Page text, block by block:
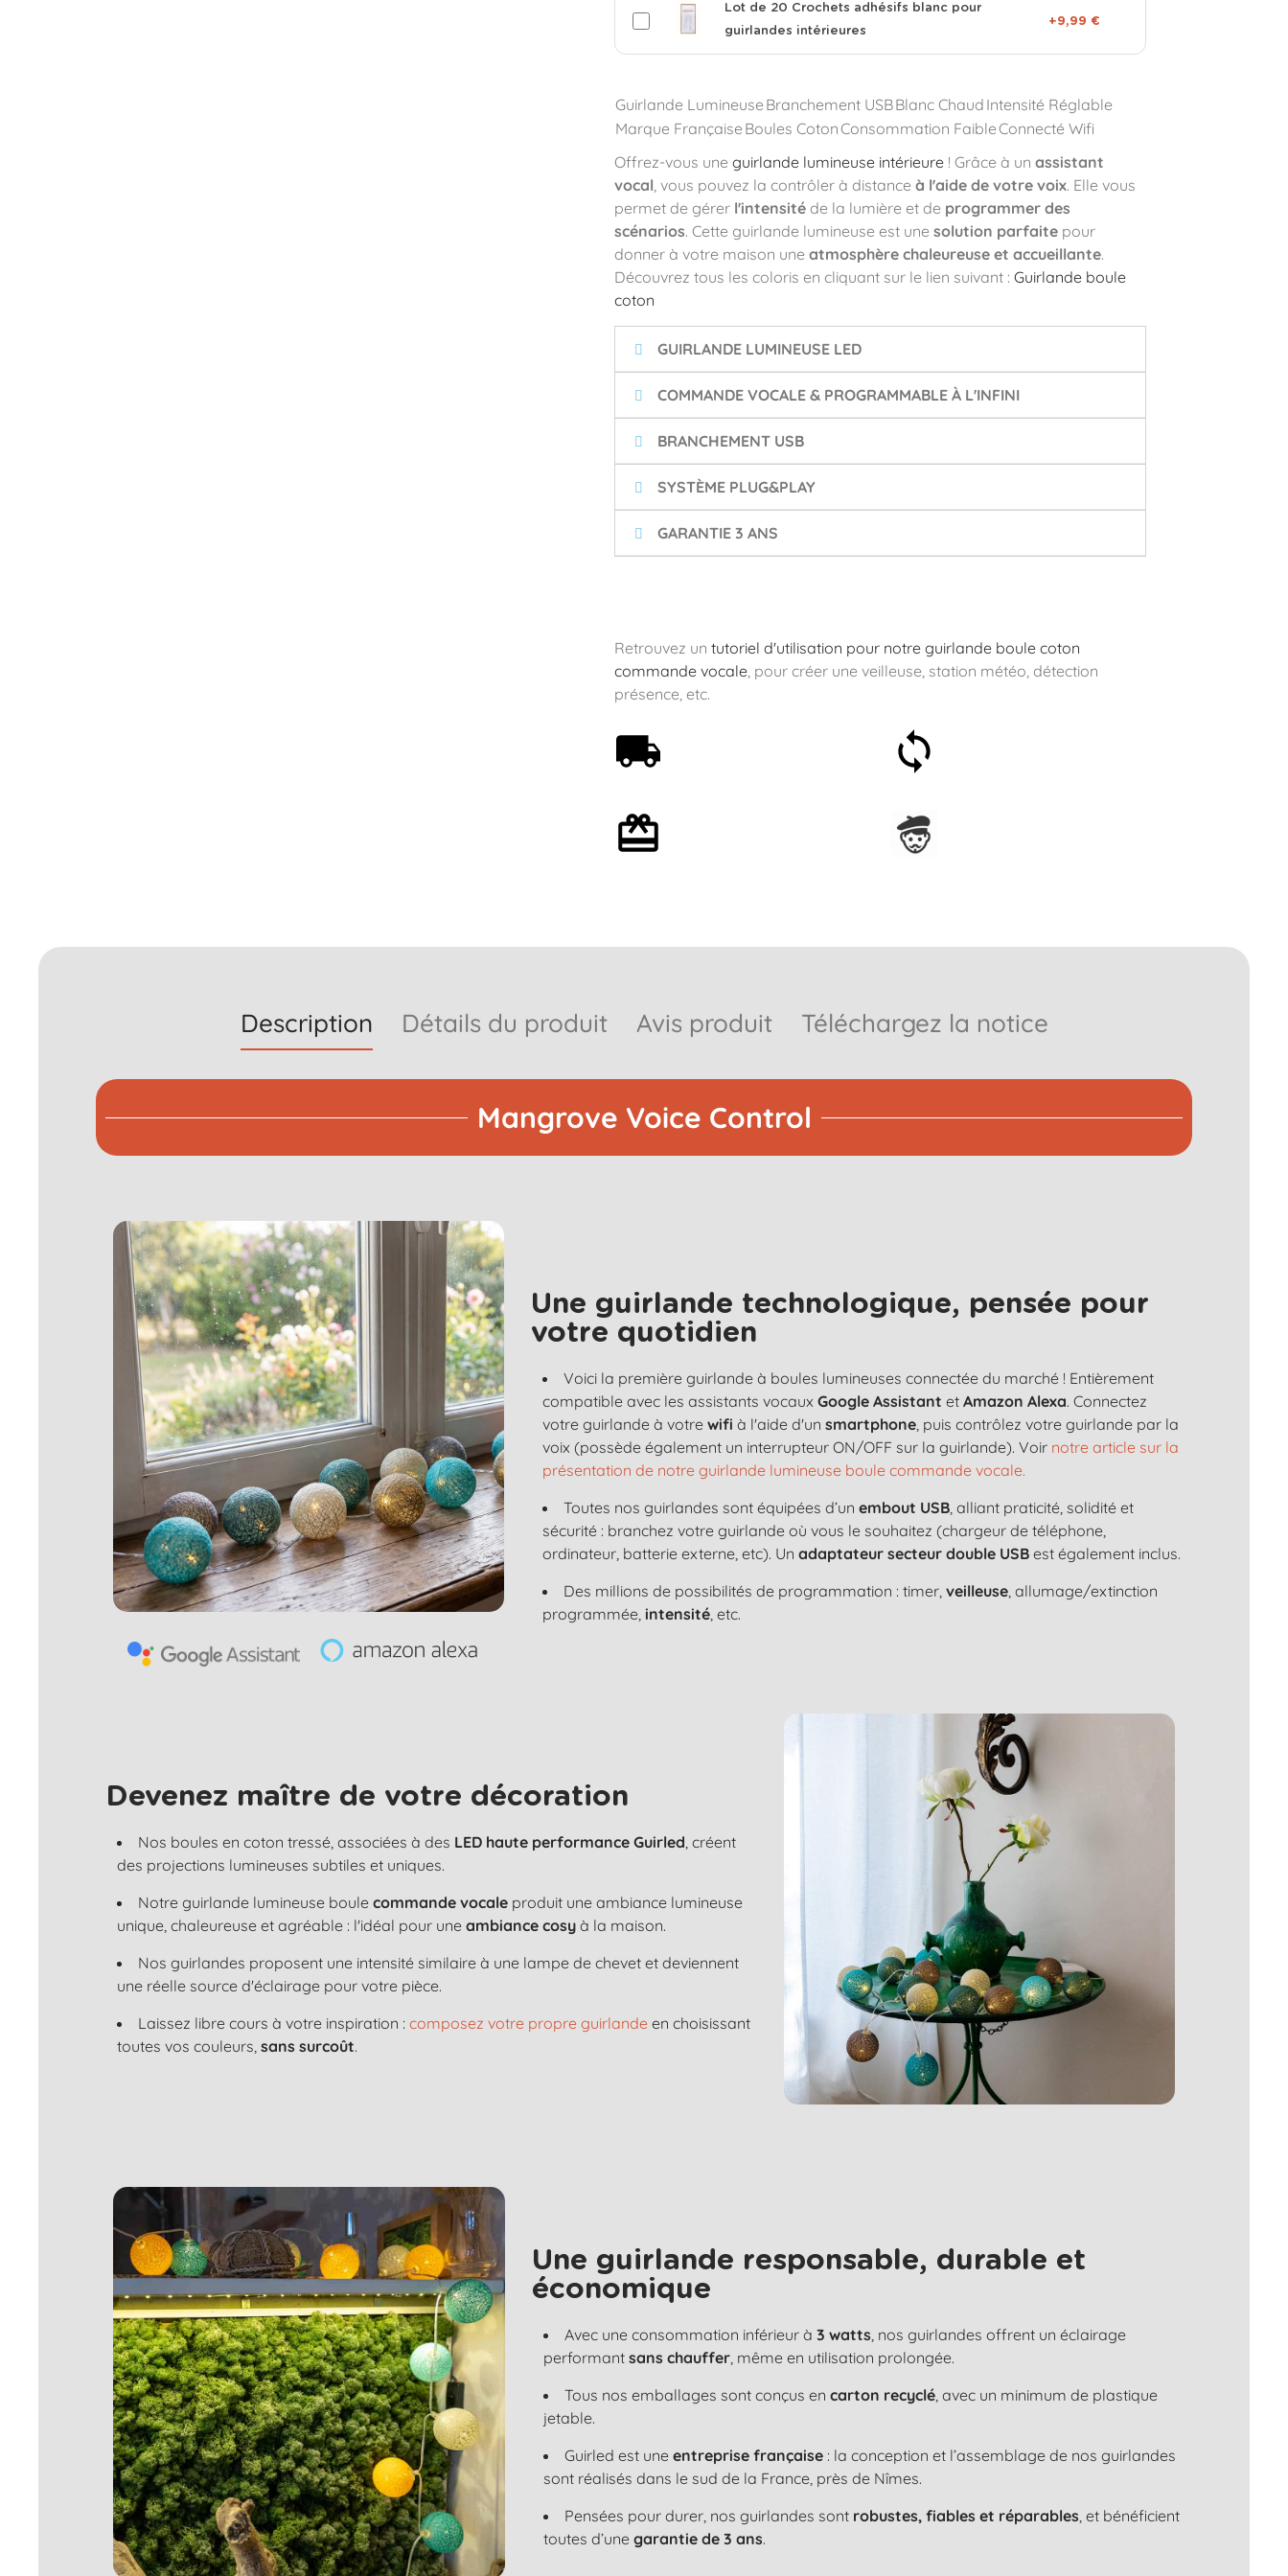
Lot de 20 Crochets adhésifs blanc pour
guirlandes intérieures
+9,99 €
Guirlande Lumineuse Branchement USBBlanc Chaud Intensité Réglable
Marque Française Boules CotonConsommation FaibleConnecté Wifi
Offrez-vous une guirlande lumineuse intérieure ! Grâce à un assistant
vocal, vous pouvez la contrôler à distance à l'aide de votre voix. Elle vous
permet de gérer l'intensitéde la lumière et de programmer des
scénarios. Cette guirlande lumineuse est une solution parfaitepour
donner à votre maison une atmosphère chaleureuse et accueillante.
Découvrez tous les coloris en cliquant sur le lien suivant : Guirlande boule
coton
GUIRLANDE LUMINEUSE LED
COMMANDE VOCALE & PROGRAMMABLE À L'INFINI
BRANCHEMENT USB
SYSTÈME PLUG&PLAY
GARANTIE 3 ANS
Retrouvez un tutoriel d'utilisation pour notre guirlande boule coton
commande vocale, pour créer une veilleuse, station météo, détection
présence, etc.
Description Détails du produit Avis produit Téléchargez la notice
Mangrove Voice Control
Une guirlande technologique, pensée pour
votre quotidien
Voici la première guirlande à boules lumineuses connectée du marché ! Entièrement
compatible avec les assistants vocaux Google Assistant etAmazon Alexa. Connectez
votre guirlande à votrewifià l'aide d'unsmartphone, puis contrôlez votre guirlande par la
voix (possède également un interrupteur ON/OFF sur la guirlande). Voir notre article sur la
présentation de notre guirlande lumineuse boule commande vocale.
Toutes nos guirlandes sont équipées d’unembout USB, alliant praticité, solidité et
sécurité : branchez votre guirlande où vous le souhaitez (chargeur de téléphone,
ordinateur, batterie externe, etc). Unadaptateur secteur double USB est également inclus.
Des millions de possibilités de programmation : timer,veilleuse, allumage/extinction
programmée, intensité, etc.
Devenez maître de votre décoration
Nos boules en coton tressé, associées à des LED haute performance Guirled, créent
des projections lumineuses subtiles et uniques.
Notre guirlande lumineuse boule commande vocale produit une ambiance lumineuse
unique, chaleureuse et agréable : l'idéal pour une ambiance cosy à la maison.
Nos guirlandes proposent une intensité similaire à une lampe de chevet et deviennent
une réelle source d'éclairage pour votre pièce.
Laissez libre cours à votre inspiration : composez votre propre guirlande en choisissant
toutes vos couleurs, sans surcoût.
Une guirlande responsable, durable et
économique
Avec une consommation inférieur à 3 watts, nos guirlandes offrent un éclairage
performant sans chauffer, même en utilisation prolongée.
Tous nos emballages sont conçus en carton recyclé, avec un minimum de plastique
jetable.
Guirled est une entreprise française: la conception et l’assemblage de nos guirlandes
sont réalisés dans le sud de la France, près de Nîmes.
Pensées pour durer, nos guirlandes sont robustes, fiables et réparables, et bénéficient
toutes d’une garantie de 3 ans.